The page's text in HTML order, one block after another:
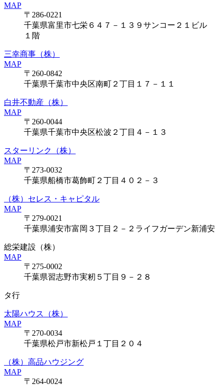
MAP
〒286-0221
千葉県富里市七栄６４７－１３９サンコー２１ビル
１階
三幸商事（株）
MAP
〒260-0842
千葉県千葉市中央区南町２丁目１７－１１
白井不動産（株）
MAP
〒260-0044
千葉県千葉市中央区松波２丁目４－１３
スターリンク（株）
MAP
〒273-0032
千葉県船橋市葛飾町２丁目４０２－３
（株）セレス・キャピタル
MAP
〒279-0021
千葉県浦安市富岡３丁目２－２ライフガーデン新浦安
総栄建設（株）
MAP
〒275-0002
千葉県習志野市実籾５丁目９－２８
タ行
太陽ハウス（株）
MAP
〒270-0034
千葉県松戸市新松戸１丁目２０４
（株）高品ハウジング
MAP
〒264-0024